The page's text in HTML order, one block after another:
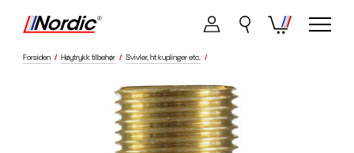
Forsiden / Høytrykk tilbehør / Svivler, ht kuplinger etc. /